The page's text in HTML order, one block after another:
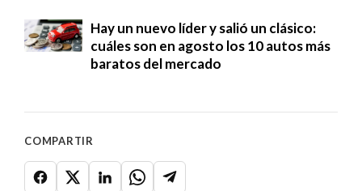
Hay un nuevo líder y salió un clásico:
cuáles son en agosto los 10 autos más
baratos del mercado
COMPARTIR